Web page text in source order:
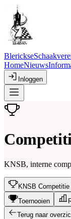
Blerickse
HomeNieuws
Inloggen
KNSB, interne
KNSB Competitie
Toernooien
Terug naar